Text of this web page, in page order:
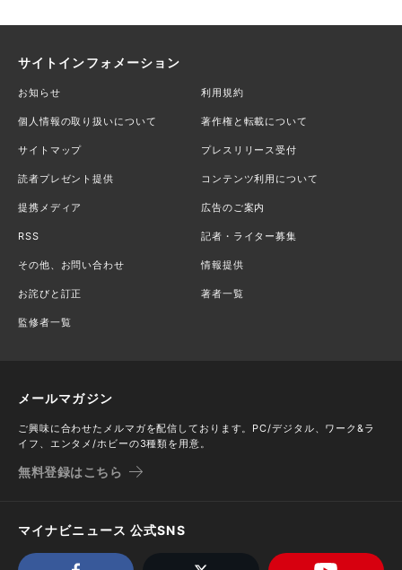
サイトインフォメーション
お知らせ 利用規約
個人情報の取り扱いについて 著作権と転載について
サイトマップ プレスリリース受付
読者プレゼント提供 コンテンツ利用について
提携メディア 広告のご案内
RSS 記者・ライター募集
その他、お問い合わせ 情報提供
お詫びと訂正 著者一覧
監修者一覧
メールマガジン
ご興味に合わせたメルマガを配信しております。PC/デジタル、ワーク&ラ
イフ、エンタメ/ホビーの3種類を用意。
無料登録はこちら
マイナビニュース 公式SNS